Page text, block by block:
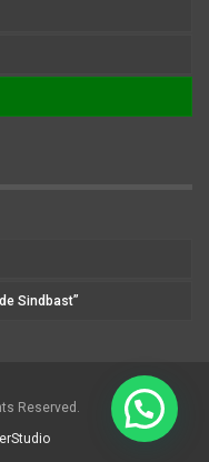
Sindbast”
Reserved.